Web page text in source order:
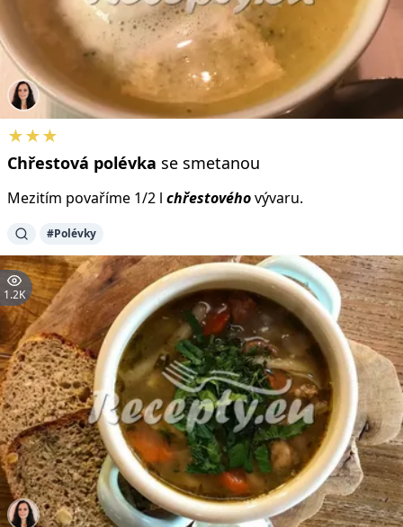
★★★
Chřestová polévka se smetanou
Mezitím povaříme 1/2 l chřestovéhovývaru.
#Polévky
1.2K